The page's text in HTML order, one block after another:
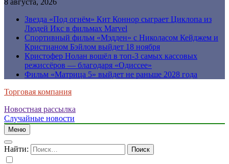
8 августа, 2026
Звезда «Под огнём» Кит Коннор сыграет Циклопа из
Людей Икс в фильмах Marvel
Спортивный фильм «Мэдден» с Николасом Кейджем и
Кристианом Бэйлом выйдет 18 ноября
Кристофер Нолан вошёл в топ-3 самых кассовых
режиссёров — благодаря «Одиссее»
Фильм «Матрица 5» выйдет не раньше 2028 года
Торговая компания
Новостная рассылка
Случайные новости
Меню
Найти: